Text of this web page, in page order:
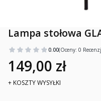
Lampa stołowa
0.00(Oceny: 0
149,00 zł
+ KOSZTY WYSYŁKI